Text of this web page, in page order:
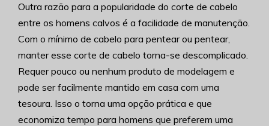
Outra razão para a popularidade do corte de cabelo
entre os homens calvos é a facilidade de manutenção.
Com o mínimo de cabelo para pentear ou pentear,
manter esse corte de cabelo torna-se descomplicado.
Requer pouco ou nenhum produto de modelagem e
pode ser facilmente mantido em casa com uma
tesoura. Isso o torna uma opção prática e que
economiza tempo para homens que preferem uma